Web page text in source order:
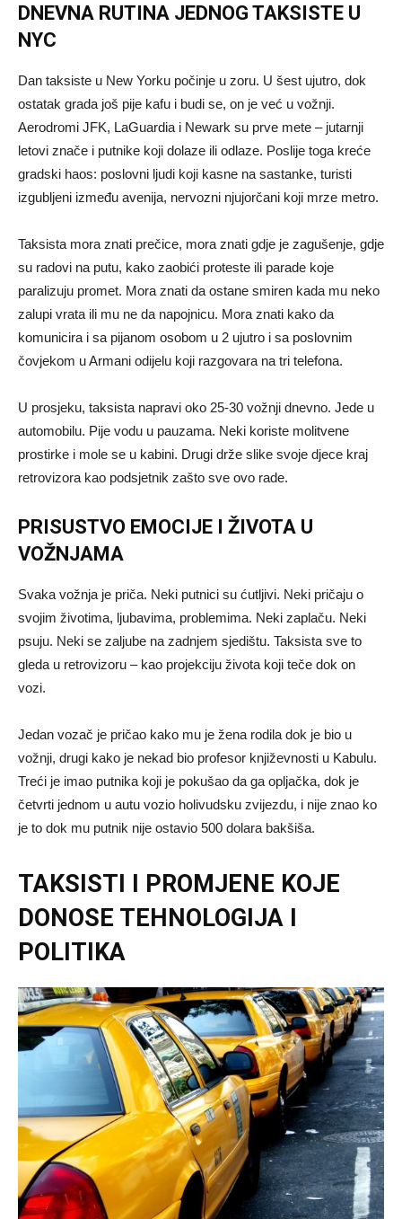
DNEVNA RUTINA JEDNOG TAKSISTE U
NYC
Dan taksiste u New Yorku počinje u zoru. U šest ujutro, dok
ostatak grada još pije kafu i budi se, on je već u vožnji.
Aerodromi JFK, LaGuardia i Newark su prve mete – jutarnji
letovi znače i putnike koji dolaze ili odlaze. Poslije toga kreće
gradski haos: poslovni ljudi koji kasne na sastanke, turisti
izgubljeni između avenija, nervozni njujorčani koji mrze metro.
Taksista mora znati prečice, mora znati gdje je zagušenje, gdje
su radovi na putu, kako zaobići proteste ili parade koje
paralizuju promet. Mora znati da ostane smiren kada mu neko
zalupi vrata ili mu ne da napojnicu. Mora znati kako da
komunicira i sa pijanom osobom u 2 ujutro i sa poslovnim
čovjekom u Armani odijelu koji razgovara na tri telefona.
U prosjeku, taksista napravi oko 25-30 vožnji dnevno. Jede u
automobilu. Pije vodu u pauzama. Neki koriste molitvene
prostirke i mole se u kabini. Drugi drže slike svoje djece kraj
retrovizora kao podsjetnik zašto sve ovo rade.
PRISUSTVO EMOCIJE I ŽIVOTA U
VOŽNJAMA
Svaka vožnja je priča. Neki putnici su ćutljivi. Neki pričaju o
svojim životima, ljubavima, problemima. Neki zaplaču. Neki
psuju. Neki se zaljube na zadnjem sjedištu. Taksista sve to
gleda u retrovizoru – kao projekciju života koji teče dok on
vozi.
Jedan vozač je pričao kako mu je žena rodila dok je bio u
vožnji, drugi kako je nekad bio profesor književnosti u Kabulu.
Treći je imao putnika koji je pokušao da ga opljačka, dok je
četvrti jednom u autu vozio holivudsku zvijezdu, i nije znao ko
je to dok mu putnik nije ostavio 500 dolara bakšiša.
TAKSISTI I PROMJENE KOJE
DONOSE TEHNOLOGIJA I
POLITIKA